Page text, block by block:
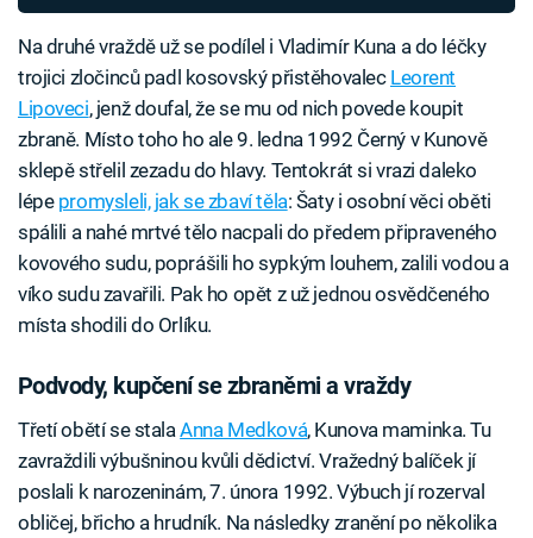
Na druhé vraždě už se podílel i Vladimír Kuna a do léčky
trojici zločinců padl kosovský přistěhovalec Leorent
Lipoveci, jenž doufal, že se mu od nich povede koupit
zbraně. Místo toho ho ale 9. ledna 1992 Černý v Kunově
sklepě střelil zezadu do hlavy. Tentokrát si vrazi daleko
lépe promysleli, jak se zbaví těla: Šaty i osobní věci oběti
spálili a nahé mrtvé tělo nacpali do předem připraveného
kovového sudu, poprášili ho sypkým louhem, zalili vodou a
víko sudu zavařili. Pak ho opět z už jednou osvědčeného
místa shodili do Orlíku.
Podvody, kupčení se zbraněmi a vraždy
Třetí obětí se stalaAnna Medková, Kunova maminka. Tu
zavraždili výbušninou kvůli dědictví. Vražedný balíček jí
poslali k narozeninám, 7. února 1992. Výbuch jí rozerval
obličej, břicho a hrudník. Na následky zranění po několika